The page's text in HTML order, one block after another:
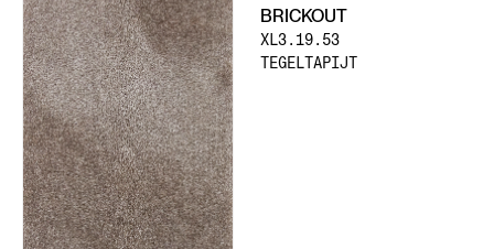
BRICKOUT
XL3.19.53
TEGELTAPIJT